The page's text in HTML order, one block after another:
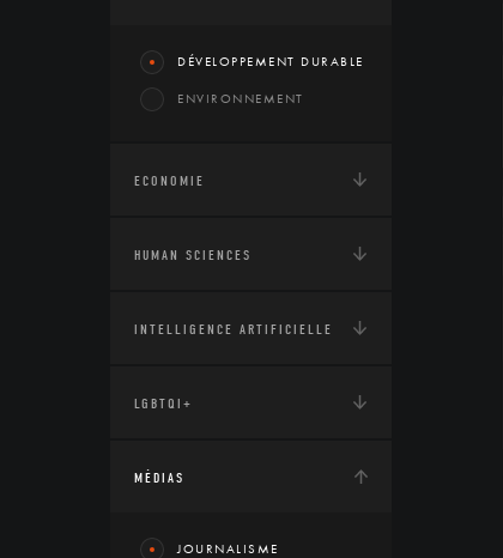
DÉVELOPPEMENT DURABLE
ENVIRONNEMENT
ECONOMIE
HUMAN SCIENCES
INTELLIGENCE ARTIFICIELLE
LGBTQI+
MÉDIAS
JOURNALISME